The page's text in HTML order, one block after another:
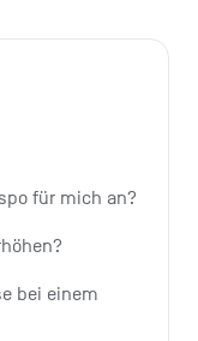
für mich an?
bei einem